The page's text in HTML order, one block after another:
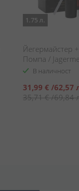
1.75 л.
Йегермайстер
Помпа /
В наличност
Специална
цена
31,99 € /62,57
35,71 €/69,84